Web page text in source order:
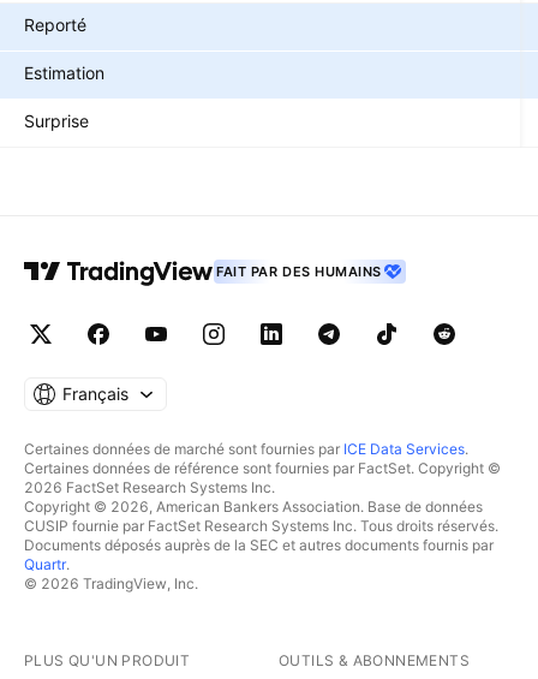
Reporté
Estimation
Surprise
FAIT PAR DES HUMAINS
Français
Certaines données de marché sont fournies par ICE Data Services.
Certaines données de référence sont fournies par FactSet. Copyright ©
2026 FactSet Research Systems Inc.
Copyright © 2026, American Bankers Association. Base de données
CUSIP fournie par FactSet Research Systems Inc. Tous droits réservés.
Documents déposés auprès de la SEC et autres documents fournis par
Quartr.
© 2026 TradingView, Inc.
PLUS QU'UN PRODUIT OUTILS & ABONNEMENTS